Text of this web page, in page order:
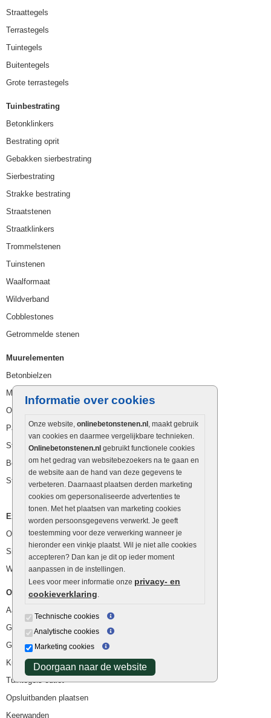
Informatie over cookies
Onze website, onlinebetonstenen.nl, maakt gebruik
van cookies en daarmee vergelijkbare technieken.
Onlinebetonstenen.nl gebruikt functionele cookies
om het gedrag van websitebezoekers na te gaan en
de website aan de hand van deze gegevens te
verbeteren. Daarnaast plaatsen derden marketing
cookies om gepersonaliseerde advertenties te
tonen. Met het plaatsen van marketing cookies
worden persoonsgegevens verwerkt. Je geeft
toestemming voor deze verwerking wanneer je
hieronder een vinkje plaatst. Wil je niet alle cookies
accepteren? Dan kan je dit op ieder moment
aanpassen in de instellingen.
Lees voor meer informatie onze privacy- en
cookieverklaring.
Technische cookies
Analytische cookies
Marketing cookies
Doorgaan naar de website
Straattegels
Terrastegels
Tuintegels
Buitentegels
Grote terrastegels
Tuinbestrating
Betonklinkers
Bestrating oprit
Gebakken sierbestrating
Sierbestrating
Strakke bestrating
Straatstenen
Straatklinkers
Trommelstenen
Tuinstenen
Waalformaat
Wildverband
Cobblestones
Getrommelde stenen
Muurelementen
Betonbielzen
Muurstenen
Opsluitbanden
Palissaden
Stapelblokken
Betonblokken
Stapelstenen
Extra benodigdheden
Ophoogzand
Siergrind en siersplit
Waterafvoer
Overig
Aanbiedingen
Goedkope bestrating
Goedkope tuintegels
Kunstgras
Tuintegels outlet
Opsluitbanden plaatsen
Keerwanden